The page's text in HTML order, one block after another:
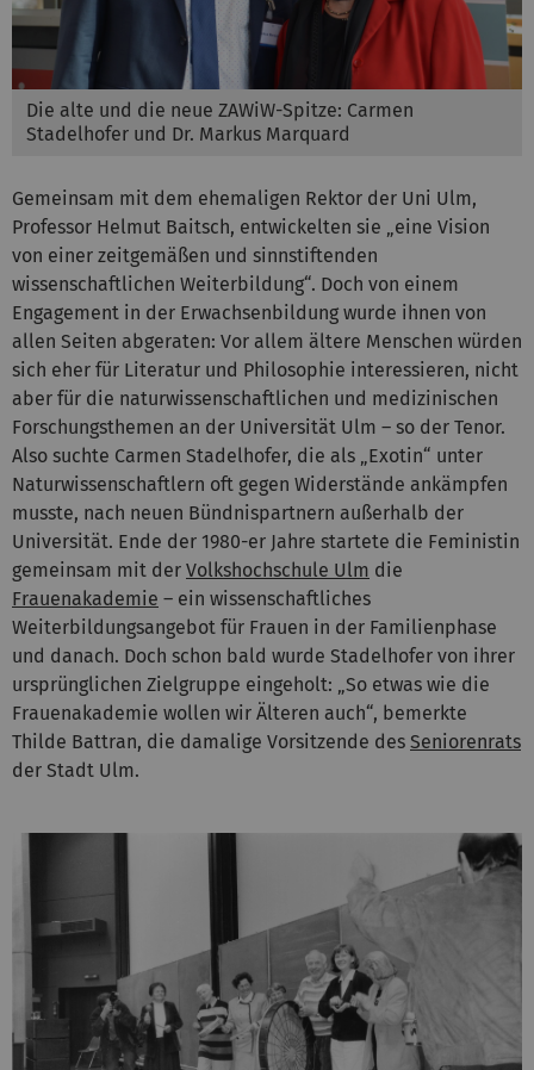
Die alte und die neue ZAWiW-Spitze: Carmen
Stadelhofer und Dr. Markus Marquard
Gemeinsam mit dem ehemaligen Rektor der Uni Ulm,
Professor Helmut Baitsch, entwickelten sie „eine Vision
von einer zeitgemäßen und sinnstiftenden
wissenschaftlichen Weiterbildung“. Doch von einem
Engagement in der Erwachsenbildung wurde ihnen von
allen Seiten abgeraten: Vor allem ältere Menschen würden
sich eher für Literatur und Philosophie interessieren, nicht
aber für die naturwissenschaftlichen und medizinischen
Forschungsthemen an der Universität Ulm – so der Tenor.
Also suchte Carmen Stadelhofer, die als „Exotin“ unter
Naturwissenschaftlern oft gegen Widerstände ankämpfen
musste, nach neuen Bündnispartnern außerhalb der
Universität. Ende der 1980-er Jahre startete die Feministin
gemeinsam mit der Volkshochschule Ulm die
Frauenakademie – ein wissenschaftliches
Weiterbildungsangebot für Frauen in der Familienphase
und danach. Doch schon bald wurde Stadelhofer von ihrer
ursprünglichen Zielgruppe eingeholt: „So etwas wie die
Frauenakademie wollen wir Älteren auch“, bemerkte
Thilde Battran, die damalige Vorsitzende des Seniorenrats
der Stadt Ulm.